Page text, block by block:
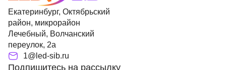
Екатеринбург, Октябрьский
район, микрорайон
Лечебный, Волчанский
переулок, 2а
1@led-sib.ru
Подпишитесь на рассылку